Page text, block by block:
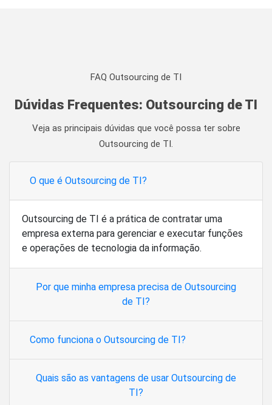
FAQ Outsourcing de TI
Dúvidas Frequentes: Outsourcing de TI
Veja as principais dúvidas que você possa ter sobre
Outsourcing de TI.
O que é Outsourcing de TI?
Outsourcing de TI é a prática de contratar uma
empresa externa para gerenciar e executar funções
e operações de tecnologia da informação.
Por que minha empresa precisa de Outsourcing
de TI?
Como funciona o Outsourcing de TI?
Quais são as vantagens de usar Outsourcing de
TI?